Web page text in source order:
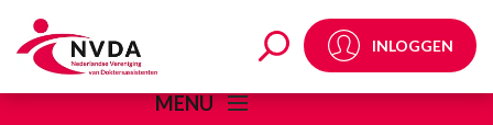
Ontwikkelpad INLOGGEN
MENU